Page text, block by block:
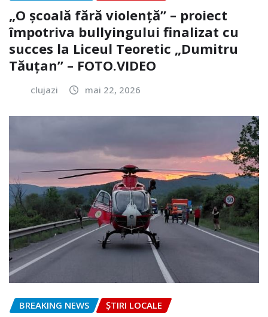
„O școală fără violență” – proiect
împotriva bullyingului finalizat cu
succes la Liceul Teoretic „Dumitru
Tăuțan” – FOTO.VIDEO
clujazi mai 22, 2026
BREAKING NEWS ȘTIRI LOCALE